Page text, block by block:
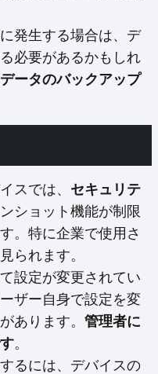
発生する場合は、デ
必要があるかもしれ
ータのバックアップ
スでは、 セキュリテ
ショット機能が制限
。特に企業で使用さ
られます。
設定が変更されてい
ザー自身で設定を変
あります。 管理者に
。
るには、デバイスの